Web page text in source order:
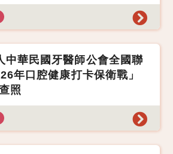
中華民國牙醫師公會全國聯
年口腔健康打卡保衛戰」
照